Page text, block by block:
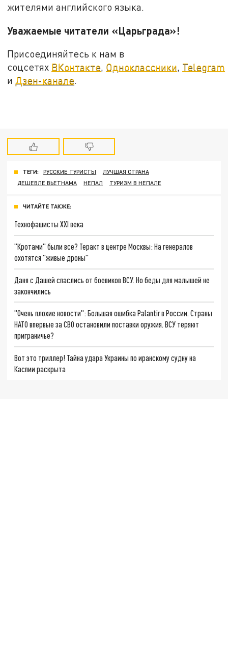
жителями английского языка.
Уважаемые читатели «Царьграда»!
Присоединяйтесь к нам в
соцсетях ВКонтакте, Одноклассники, Telegram
и Дзен-канале.
ТЕГИ: РУССКИЕ ТУРИСТЫ
ЛУЧШАЯ СТРАНА
ДЕШЕВЛЕ ВЬЕТНАМА
НЕПАЛ ТУРИЗМ В НЕПАЛЕ
ЧИТАЙТЕ ТАКЖЕ:
Технофашисты XXI века
"Кротами" были все? Теракт в центре Москвы: На генералов
охотятся "живые дроны"
Даня с Дашей спаслись от боевиков ВСУ. Но беды для малышей не
закончились
"Очень плохие новости": Большая ошибка Palantir в России. Страны
НАТО впервые за СВО остановили поставки оружия. ВСУ теряют
приграничье?
Вот это триллер! Тайна удара Украины по иранскому судну на
Каспии раскрыта